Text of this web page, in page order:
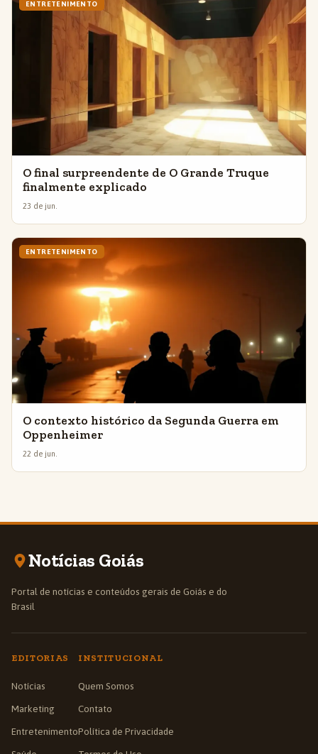
ENTRETENIMENTO
O final surpreendente de O Grande Truque
finalmente explicado
23 de jun.
ENTRETENIMENTO
O contexto histórico da Segunda Guerra em
Oppenheimer
22 de jun.
Notícias Goiás
Portal de notícias e conteúdos gerais de Goiás e do
Brasil
EDITORIAS
Notícias
Marketing
Entretenimento
INSTITUCIONAL
Quem Somos
Contato
Política de Privacidade